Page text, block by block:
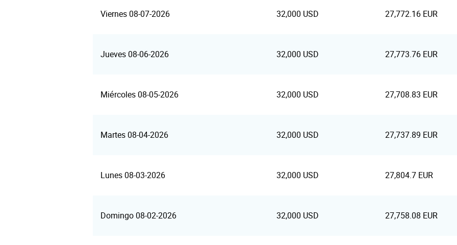
Viernes 08-07-2026 32,000 USD 27,772.16 EUR
Jueves 08-06-2026 32,000 USD 27,773.76 EUR
Miércoles 08-05-2026 32,000 USD 27,708.83 EUR
Martes 08-04-2026 32,000 USD 27,737.89 EUR
Lunes 08-03-2026 32,000 USD 27,804.7 EUR
Domingo 08-02-2026 32,000 USD 27,758.08 EUR